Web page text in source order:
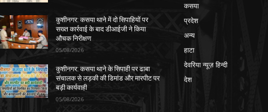
कुशीनगर: कसया थाने में दो सिपाहियों पर
सख्त कार्रवाई के बाद डीआईजी ने किया
औचक निरीक्षण
05/08/2026
कुशीनगर: कसया थाने के सिपाही पर ढाबा
संचालक से लड़की की डिमांड और मारपीट पर
बड़ी कार्यवाही
05/08/2026
कसया
प्रदेश
अन्य
हाटा
देवरिया न्यूज़ हिन्दी
देश